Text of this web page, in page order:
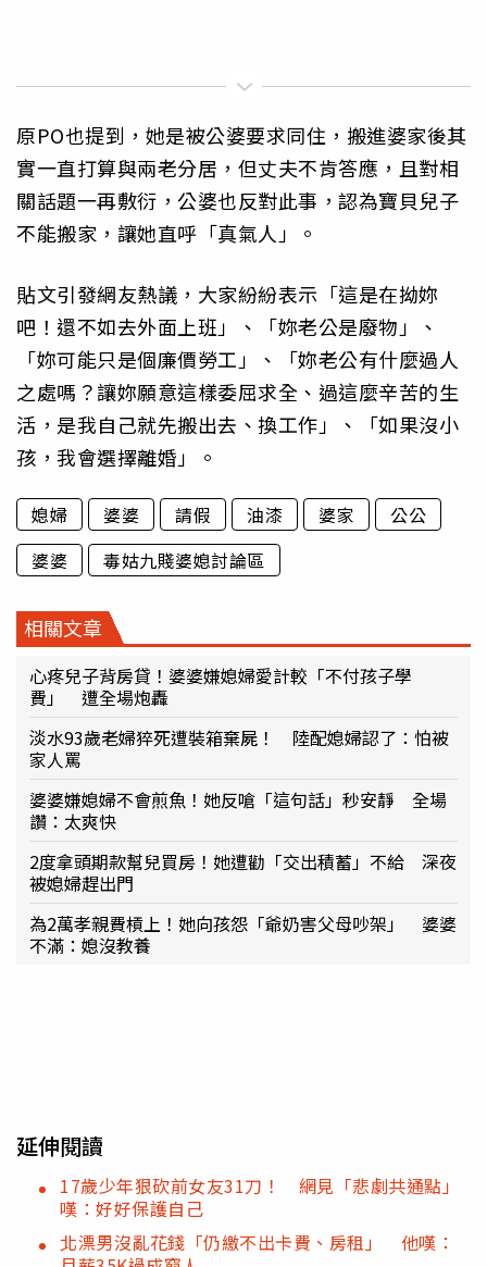
原PO也提到，她是被公婆要求同住，搬進婆家後其
實一直打算與兩老分居，但丈夫不肯答應，且對相
關話題一再敷衍，公婆也反對此事，認為寶貝兒子
不能搬家，讓她直呼「真氣人」。
貼文引發網友熱議，大家紛紛表示「這是在拗妳
吧！還不如去外面上班」、「妳老公是廢物」、
「妳可能只是個廉價勞工」、「妳老公有什麼過人
之處嗎？讓妳願意這樣委屈求全、過這麼辛苦的生
活，是我自己就先搬出去、換工作」、「如果沒小
孩，我會選擇離婚」。
媳婦 婆婆 請假 油漆 婆家
公公
婆婆
毒姑九賤婆媳討論區
相關文章
心疼兒子背房貸！婆婆嫌媳婦愛計較「不付孩子學
費」 遭全場炮轟
淡水93歲老婦猝死遭裝箱棄屍！ 陸配媳婦認了：怕被
家人罵
婆婆嫌媳婦不會煎魚！她反嗆「這句話」秒安靜 全場
讚：太爽快
2度拿頭期款幫兒買房！她遭勸「交出積蓄」不給 深夜
被媳婦趕出門
為2萬孝親費槓上！她向孩怨「爺奶害父母吵架」 婆婆
不滿：媳沒教養
延伸閱讀
17歲少年狠砍前女友31刀！ 網見「悲劇共通點」
嘆：好好保護自己
北漂男沒亂花錢「仍繳不出卡費、房租」 他嘆：